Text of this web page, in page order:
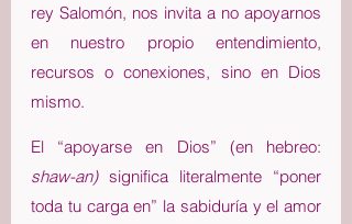
rey Salomón, nos invita a no apoyarnos
en nuestro propio entendimiento,
recursos o conexiones, sino en Dios
mismo.
shaw-an) significa literalmente “poner
toda tu carga en” la sabiduría y el amor